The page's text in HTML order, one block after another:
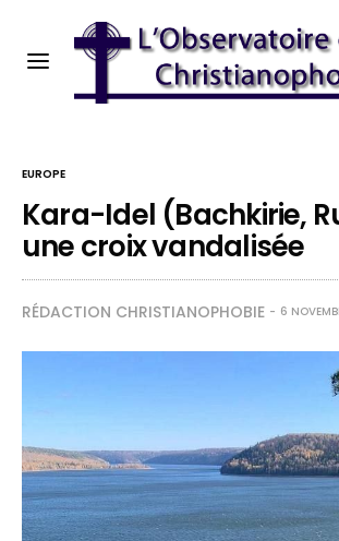
EUROPE
Kara-Idel (Bachkirie,
une croix vandalisée
RÉDACTION CHRISTIANOPHOBIE 6